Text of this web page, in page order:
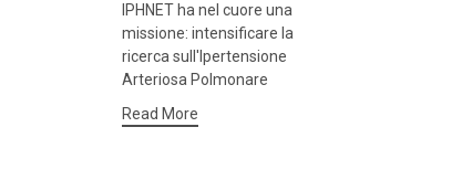
IPHNET ha nel cuore una
missione: intensificare la
ricerca sull'Ipertensione
Arteriosa Polmonare
Read More